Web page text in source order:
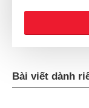
Bài viết dành